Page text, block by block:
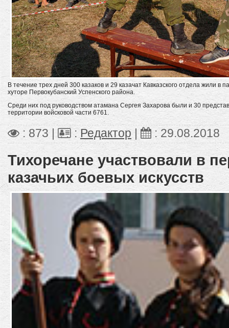
В течение трех дней 300 казаков и 29 казачат Кавказского отдела жили в
хуторе Первокубанский Успенского района.
Среди них под руководством атамана Сергея Захарова были и 30
территории войсковой части 6761.
: 873 | : Редактор : 29.08.2018
Тихоречане участвовали в
казачьих боевых искусств